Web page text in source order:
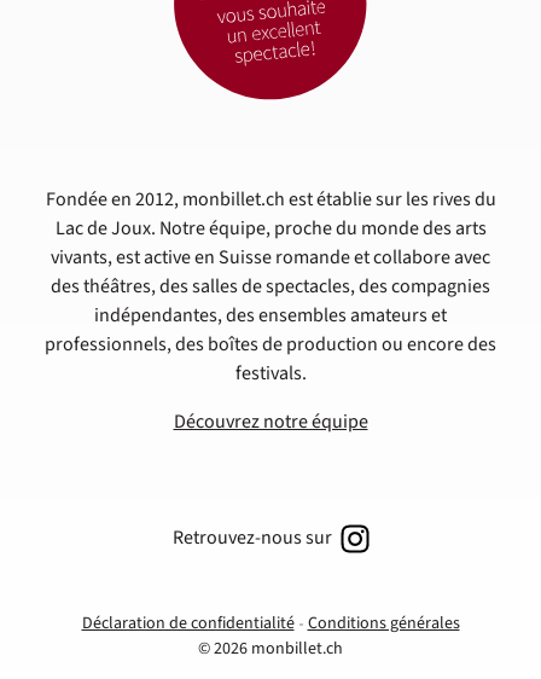
Fondée en 2012, monbillet.ch est établie sur les rives du
Lac de Joux. Notre équipe, proche du monde des arts
vivants, est active en Suisse romande et collabore avec
des théâtres, des salles de spectacles, des compagnies
indépendantes, des ensembles amateurs et
professionnels, des boîtes de production ou encore des
festivals.
Découvrez notre équipe
Déclaration de confidentialité Conditions générales
© 2026 monbillet.ch
Retrouvez-nous sur